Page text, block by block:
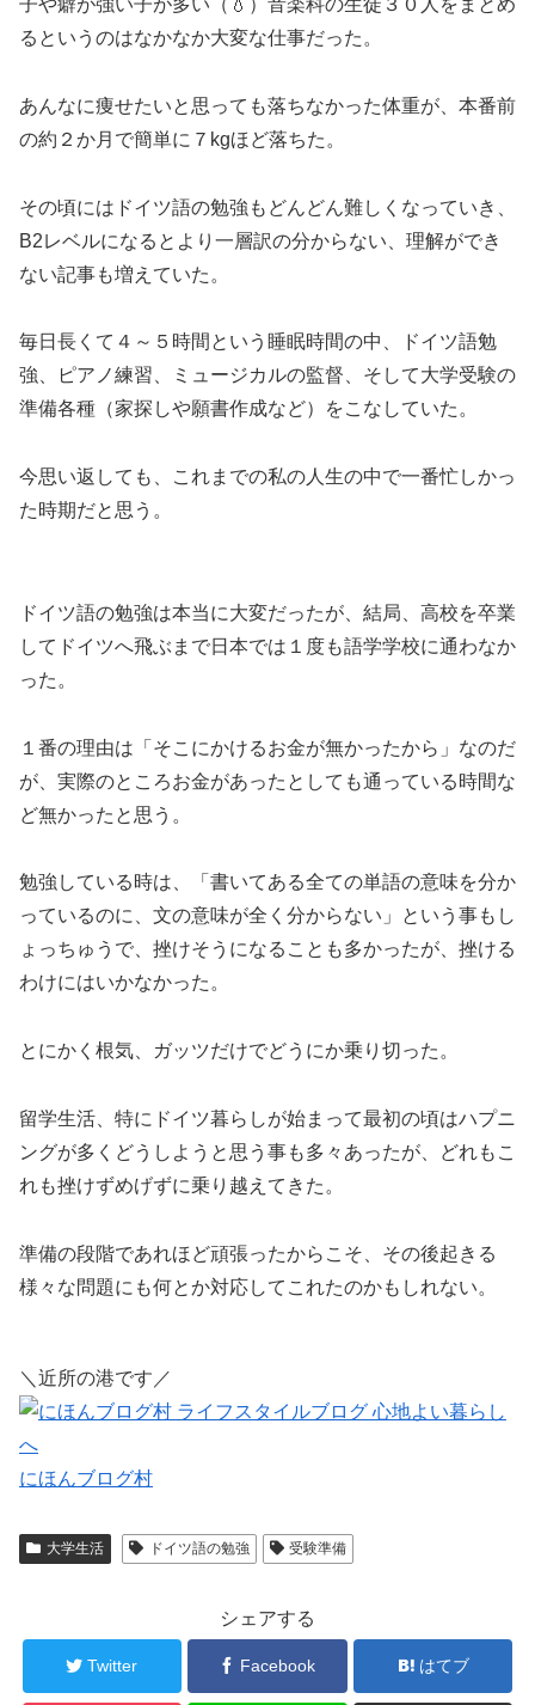
子や癖が強い子が多い（💧）音楽科の生徒３０人をまとめ
るというのはなかなか大変な仕事だった。
あんなに痩せたいと思っても落ちなかった体重が、本番前
の約２か月で簡単に７kgほど落ちた。
その頃にはドイツ語の勉強もどんどん難しくなっていき、
B2レベルになるとより一層訳の分からない、理解ができ
ない記事も増えていた。
毎日長くて４～５時間という睡眠時間の中、ドイツ語勉
強、ピアノ練習、ミュージカルの監督、そして大学受験の
準備各種（家探しや願書作成など）をこなしていた。
今思い返しても、これまでの私の人生の中で一番忙しかっ
た時期だと思う。
ドイツ語の勉強は本当に大変だったが、結局、高校を卒業
してドイツへ飛ぶまで日本では１度も語学学校に通わなか
った。
１番の理由は「そこにかけるお金が無かったから」なのだ
が、実際のところお金があったとしても通っている時間な
ど無かったと思う。
勉強している時は、「書いてある全ての単語の意味を分か
っているのに、文の意味が全く分からない」という事もし
ょっちゅうで、挫けそうになることも多かったが、挫ける
わけにはいかなかった。
とにかく根気、ガッツだけでどうにか乗り切った。
留学生活、特にドイツ暮らしが始まって最初の頃はハプニ
ングが多くどうしようと思う事も多々あったが、どれもこ
れも挫けずめげずに乗り越えてきた。
準備の段階であれほど頑張ったからこそ、その後起きる
様々な問題にも何とか対応してこれたのかもしれない。
＼近所の港です／
にほんブログ村
大学生活 ドイツ語の勉強 受験準備
シェアする
Twitter Facebook はてブ